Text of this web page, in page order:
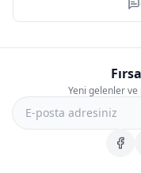
Yeni gelenler